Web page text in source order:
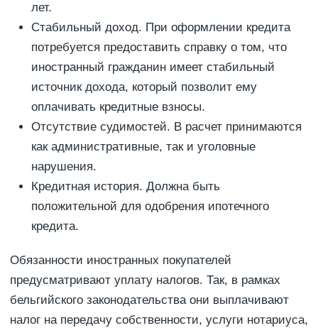
лет.
Стабильный доход. При оформлении кредита
потребуется предоставить справку о том, что
иностранный гражданин имеет стабильный
источник дохода, который позволит ему
оплачивать кредитные взносы.
Отсутствие судимостей. В расчет принимаются
как административные, так и уголовные
нарушения.
Кредитная история. Должна быть
положительной для одобрения ипотечного
кредита.
Обязанности иностранных покупателей
предусматривают уплату налогов. Так, в рамках
бельгийского законодательства они выплачивают
налог на передачу собственности, услуги нотариуса,